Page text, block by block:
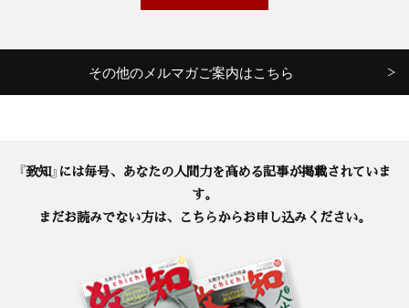
その他のメルマガご案内はこちら
『致知』には毎号、あなたの人間力を高める記事が掲載されていま
す。
まだお読みでない方は、こちらからお申し込みください。